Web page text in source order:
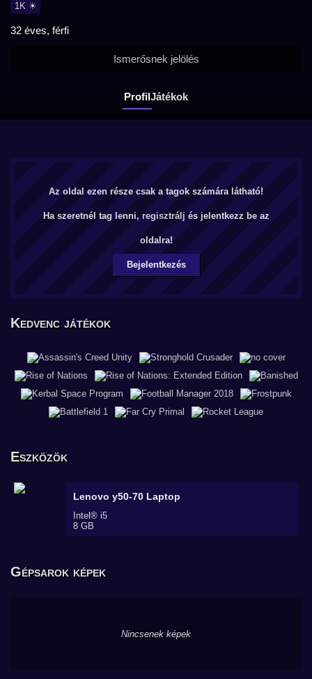
1K ☀
32 éves, férfi
ProfilJátékok
Ismerősnek jelölés
Az oldal ezen része csak a tagok számára látható!
Ha szeretnél tag lenni, regisztrálj és jelentkezz be az
oldalra!
Bejelentkezés
Kedvenc játékok
Eszközök
Lenovo y50-70 Laptop
Intel® i5
8 GB
Gépsarok képek
Nincsenek képek